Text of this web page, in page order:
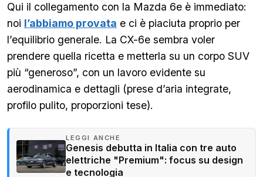
Qui il collegamento con la Mazda 6e è immediato:
noi l’abbiamo provata e ci è piaciuta proprio per
l’equilibrio generale. La CX-6e sembra voler
prendere quella ricetta e metterla su un corpo SUV
più “generoso”, con un lavoro evidente su
aerodinamica e dettagli (prese d’aria integrate,
profilo pulito, proporzioni tese).
LEGGI ANCHE
Genesis debutta in Italia con tre auto
elettriche "Premium": focus su design
e tecnologia